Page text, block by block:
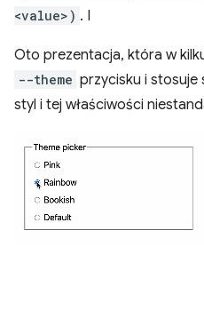
<value>) . I
Oto prezentacja, która w
--theme przycisku i stosuje
styl i tej właściwości